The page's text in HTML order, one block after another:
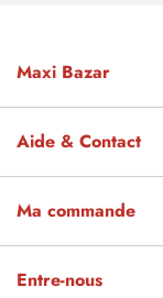
Maxi Bazar
Aide & Contact
Ma commande
Entre-nous